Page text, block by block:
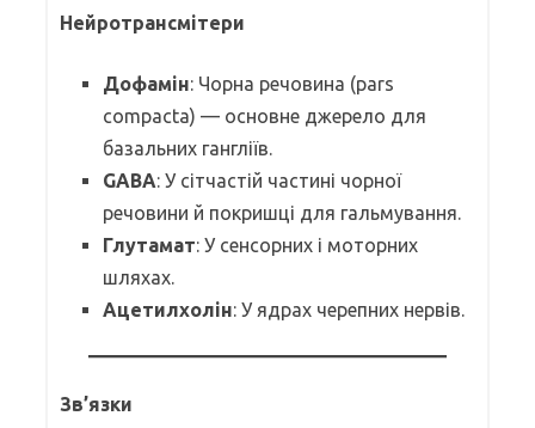
Нейротрансмітери
Дофамін: Чорна речовина (pars
compacta) — основне джерело для
базальних гангліїв.
GABA: У сітчастій частині чорної
речовини й покришці для гальмування.
Глутамат: У сенсорних і моторних
шляхах.
Ацетилхолін: У ядрах черепних нервів.
Зв’язки